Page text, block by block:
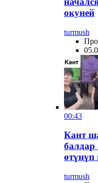
окуней
turmush
00:43
Кант
балдар
turmush